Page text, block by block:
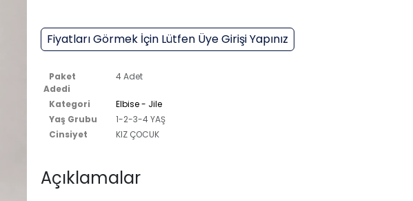
Fiyatları Görmek İçin Lütfen Üye Girişi Yapınız
Paket
Adedi
4 Adet
Kategori
Elbise - Jile
Yaş Grubu
1-2-3-4 YAŞ
Cinsiyet
KIZ ÇOCUK
Açıklamalar